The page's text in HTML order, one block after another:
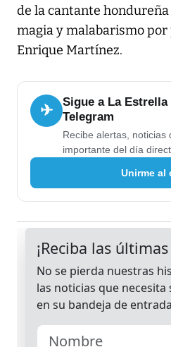
de la cantante
magia y malabarismo
Enrique Martínez.
✈
Sigue a La Estrella
Telegram
Recibe alertas, noticias
importante del día
Unirme al